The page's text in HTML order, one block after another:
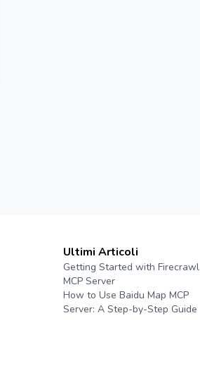
Ultimi Articoli
Getting Started with Firecrawl
MCP Server
How to Use Baidu Map MCP
Server: A Step-by-Step Guide